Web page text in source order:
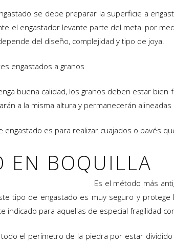
se debe preparar la superficie a
el engastador levante parte del metal por
del diseño, complejidad y tipo de joya.
engastados a granos
buena calidad, los granos deben estar
a la misma altura y permanecerán
engastado es para realizar cuajados o pavés
EN BOQUILLA
Es el método más
tipo de engastado es muy seguro y
indicado para aquellas de especial fragilidad
el perímetro de la piedra por estar